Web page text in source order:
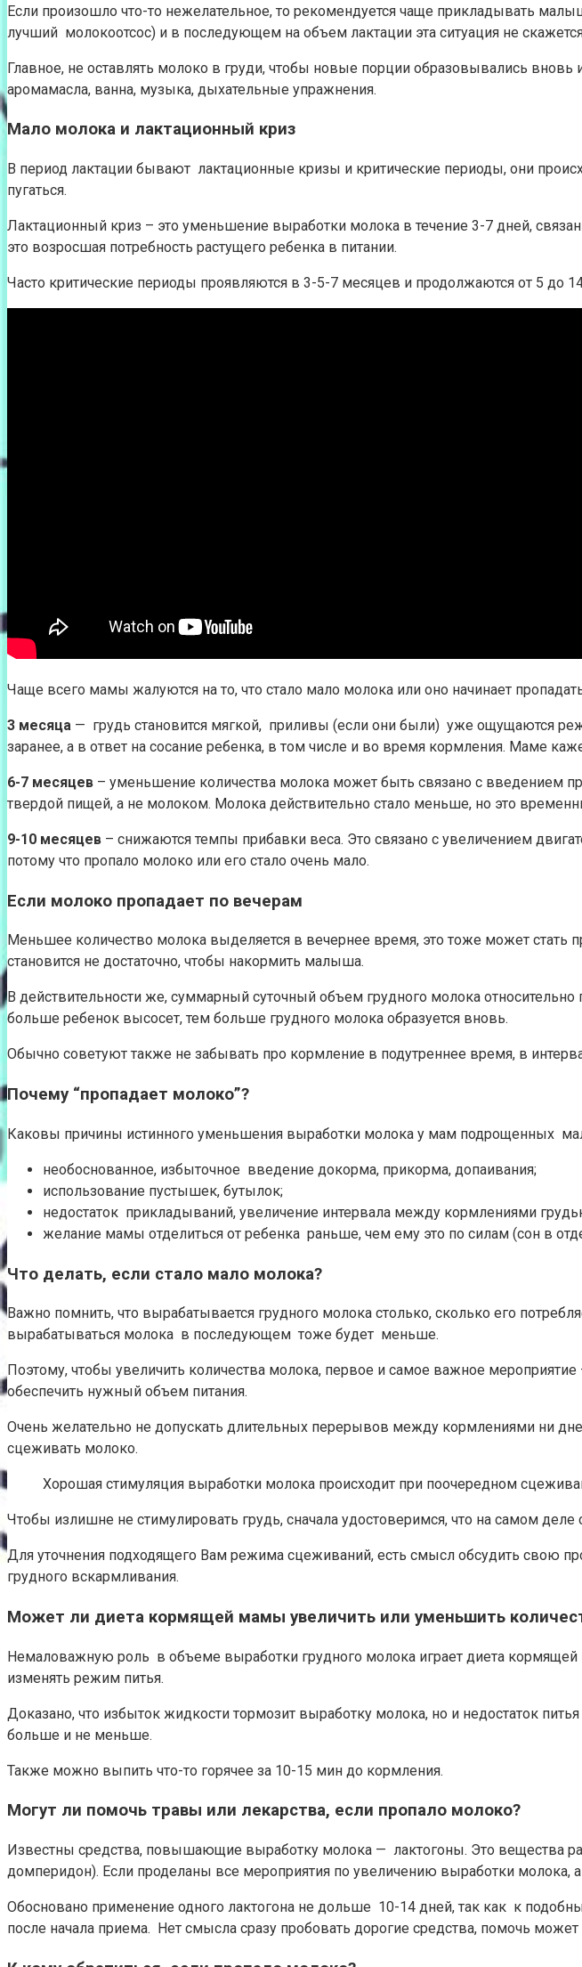
Если произошло что-то нежелательное, то рекомендуется чаще прикладывать
лучший молокоотсос) и в последующем на объем лактации эта ситуация не
Главное, не оставлять молоко в груди, чтобы новые порции образовывались
аромамасла, ванна, музыка, дыхательные упражнения.
Мало молока и лактационный криз
В период лактации бывают лактационные кризы и критические периоды, они
пугаться.
Лактационный криз – это уменьшение выработки молока в течение 3-7 дней,
это возросшая потребность растущего ребенка в питании.
Часто критические периоды проявляются в 3-5-7 месяцев и продолжаются от 5 до
Чаще всего мамы жалуются на то, что стало мало молока или оно начинает
3 месяца — грудь становится мягкой, приливы (если они были) уже ощущаются
заранее, а в ответ на сосание ребенка, в том числе и во время кормления. Маме
6-7 месяцев – уменьшение количества молока может быть связано с введением
твердой пищей, а не молоком. Молока действительно стало меньше, но это
9-10 месяцев – снижаются темпы прибавки веса. Это связано с увеличением
потому что пропало молоко или его стало очень мало.
Если молоко пропадает по вечерам
Меньшее количество молока выделяется в вечернее время, это тоже может стать
становится не достаточно, чтобы накормить малыша.
В действительности же, суммарный суточный объем грудного молока
больше ребенок высосет, тем больше грудного молока образуется вновь.
Обычно советуют также не забывать про кормление в подутреннее время, в
Почему “пропадает молоко”?
Каковы причины истинного уменьшения выработки молока у мам подрощенных
необоснованное, избыточное введение докорма, прикорма, допаивания;
использование пустышек, бутылок;
недостаток прикладываний, увеличение интервала между кормлениями
желание мамы отделиться от ребенка раньше, чем ему это по силам (сон в
Что делать, если стало мало молока?
Важно помнить, что вырабатывается грудного молока столько, сколько его
вырабатываться молока в последующем тоже будет меньше.
Поэтому, чтобы увеличить количества молока, первое и самое важное
обеспечить нужный объем питания.
Очень желательно не допускать длительных перерывов между кормлениями ни
сцеживать молоко.
Хорошая стимуляция выработки молока происходит при поочередном
Чтобы излишне не стимулировать грудь, сначала удостоверимся, что на самом
Для уточнения подходящего Вам режима сцеживаний, есть смысл обсудить свою
грудного вскармливания.
Может ли диета кормящей мамы увеличить или уменьшить
Немаловажную роль в объеме выработки грудного молока играет диета
изменять режим питья.
Доказано, что избыток жидкости тормозит выработку молока, но и недостаток
больше и не меньше.
Также можно выпить что-то горячее за 10-15 мин до кормления.
Могут ли помочь травы или лекарства, если пропало молоко?
Известны средства, повышающие выработку молока — лактогоны. Это вещества
домперидон). Если проделаны все мероприятия по увеличению выработки молока,
Обосновано применение одного лактогона не дольше 10-14 дней, так как к
после начала приема. Нет смысла сразу пробовать дорогие средства, помочь